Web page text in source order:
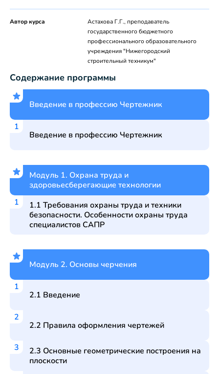
Автор курса
Астахова Г.Г., преподаватель
государственного бюджетного
профессионального образовательного
учреждения "Нижегородский
строительный техникум"
Содержание программы
Введение в профессию Чертежник
Введение в профессию Чертежник
Модуль 1. Охрана труда и
здоровьесберегающие технологии
1.1 Требования охраны труда и техники
безопасности. Особенности охраны труда
специалистов САПР
Модуль 2. Основы черчения
2.1 Введение
2.2 Правила оформления чертежей
2.3 Основные геометрические построения на
плоскости